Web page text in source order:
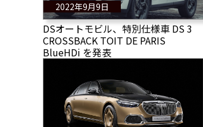
2022年9月9日
DSオートモビル、特別仕様車 DS 3
CROSSBACK TOIT DE PARIS
BlueHDi を発表